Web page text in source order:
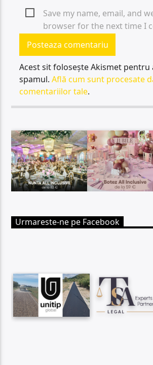
Save my name, email, and
browser for the next time I
Acest sit folosește Akismet pentru
spamul.Află cum sunt procesate
comentariilor tale.
Urmareste-ne pe Facebook